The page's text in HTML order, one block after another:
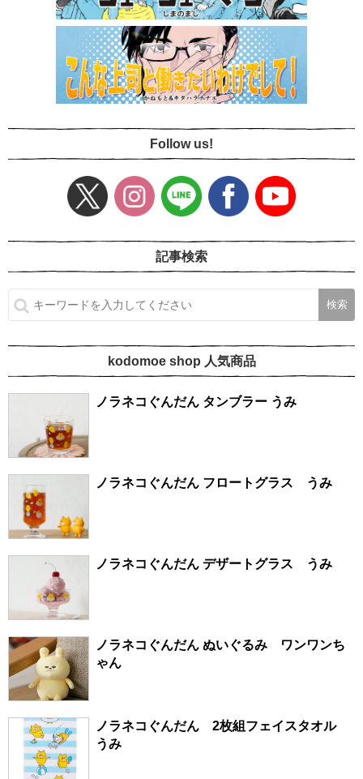
Follow us!
記事検索
kodomoe shop 人気商品
ノラネコぐんだん タンブラー うみ
ノラネコぐんだん フロートグラス うみ
ノラネコぐんだん デザートグラス うみ
ノラネコぐんだん ぬいぐるみ ワンワンち
ゃん
ノラネコぐんだん 2枚組フェイスタオル
うみ